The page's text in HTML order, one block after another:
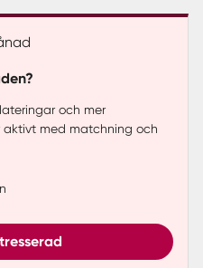
och mer
aktivt med matchning och